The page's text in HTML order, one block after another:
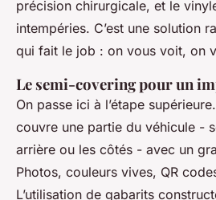
précision chirurgicale, et le
intempéries. C’est une solution
qui fait le job : on vous voit, on
Le semi-covering pour un
On passe ici à l’étape
couvre une partie du véhicule -
arrière ou les côtés - avec un
Photos, couleurs vives, QR
L’utilisation de gabarits